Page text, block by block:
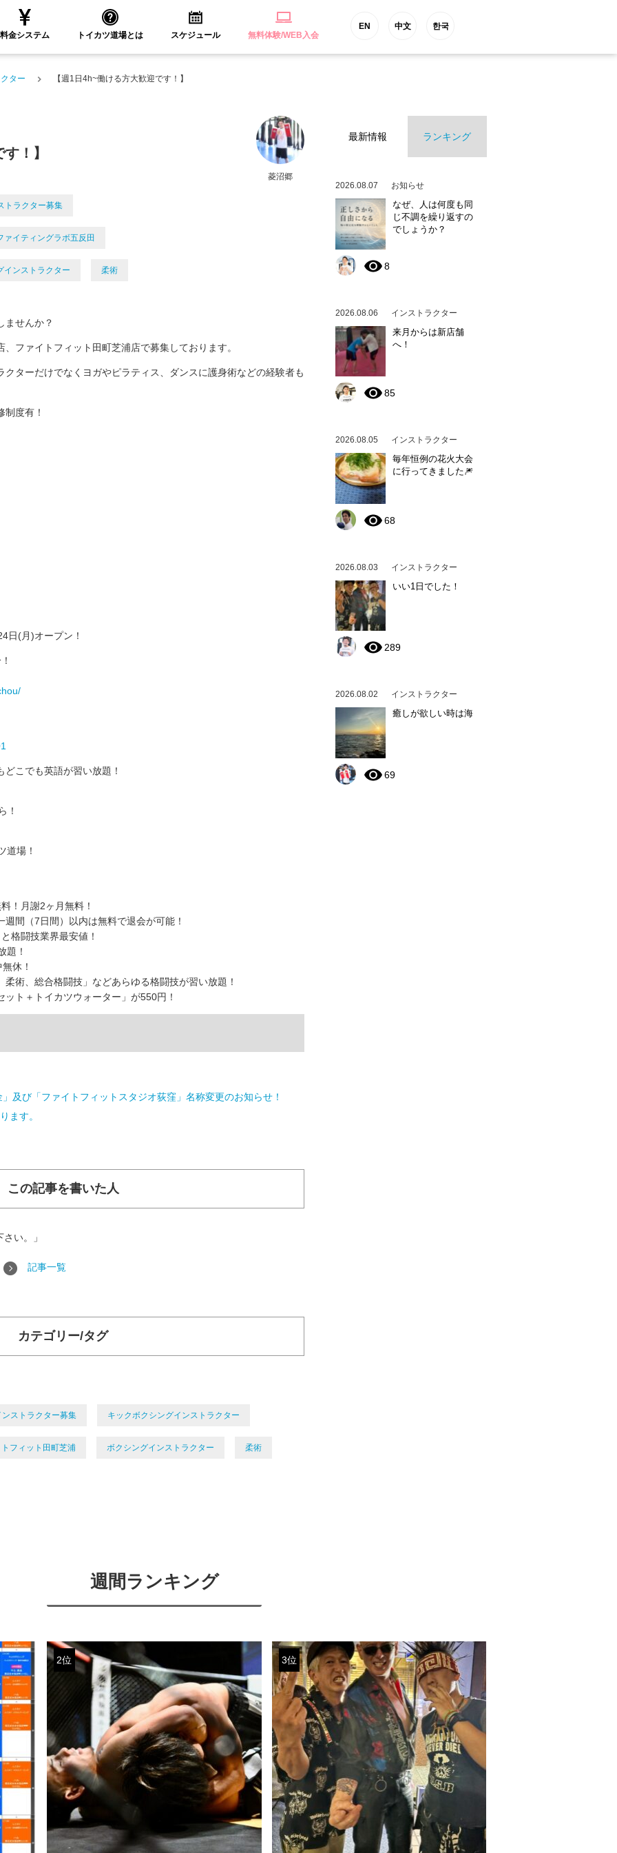
料金システム トイカツ道場とは スケジュール 無料体験/WEB入会
EN 中文 한국
ター 【週1日4h~働ける方大歓迎です！】
菱沼郷
！】
トラクター募集
ァイティングラボ五反田
インストラクター 柔術
ませんか？
ファイトフィット田町芝浦店で募集しております。
ターだけでなくヨガやピラティス、ダンスに護身術などの経験者も
度有！
日(月)オープン！
こでも英語が習い放題！
！
道場！
！月謝2ヶ月無料！
間（7日間）以内は無料で退会が可能！
格闘技業界最安値！
題！
休！
術、総合格闘技」などあらゆる格闘技が習い放題！
ト＋トイカツウォーター」が550円！
及び「ファイトフィットスタジオ荻窪」名称変更のお知らせ！
ます。
この記事を書いた人
い。」
記事一覧
カテゴリー/タグ
ンストラクター募集 キックボクシングインストラクター
フィット田町芝浦 ボクシングインストラクター 柔術
最新情報 ランキング
2026.08.07 お知らせ
なぜ、人は何度も同
じ不調を繰り返すの
でしょうか？
8
2026.08.06 インストラクター
来月からは新店舗
へ！
85
2026.08.05 インストラクター
毎年恒例の花火大会
に行ってきました🎆
68
2026.08.03 インストラクター
いい1日でした！
289
2026.08.02 インストラクター
癒しが欲しい時は海
69
週間ランキング
2位 3位